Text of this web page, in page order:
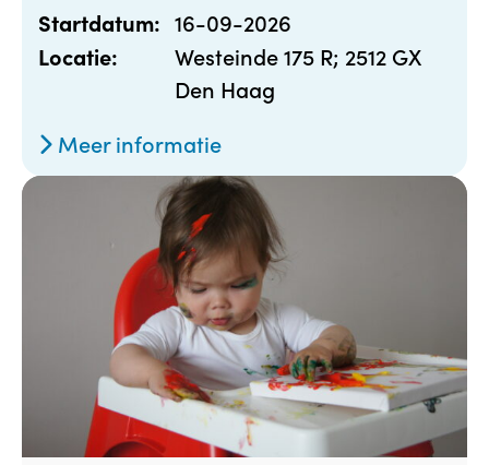
Startdatum: 16-09-2026
Locatie:
Westeinde 175 R; 2512 GX
Den Haag
Meer informatie